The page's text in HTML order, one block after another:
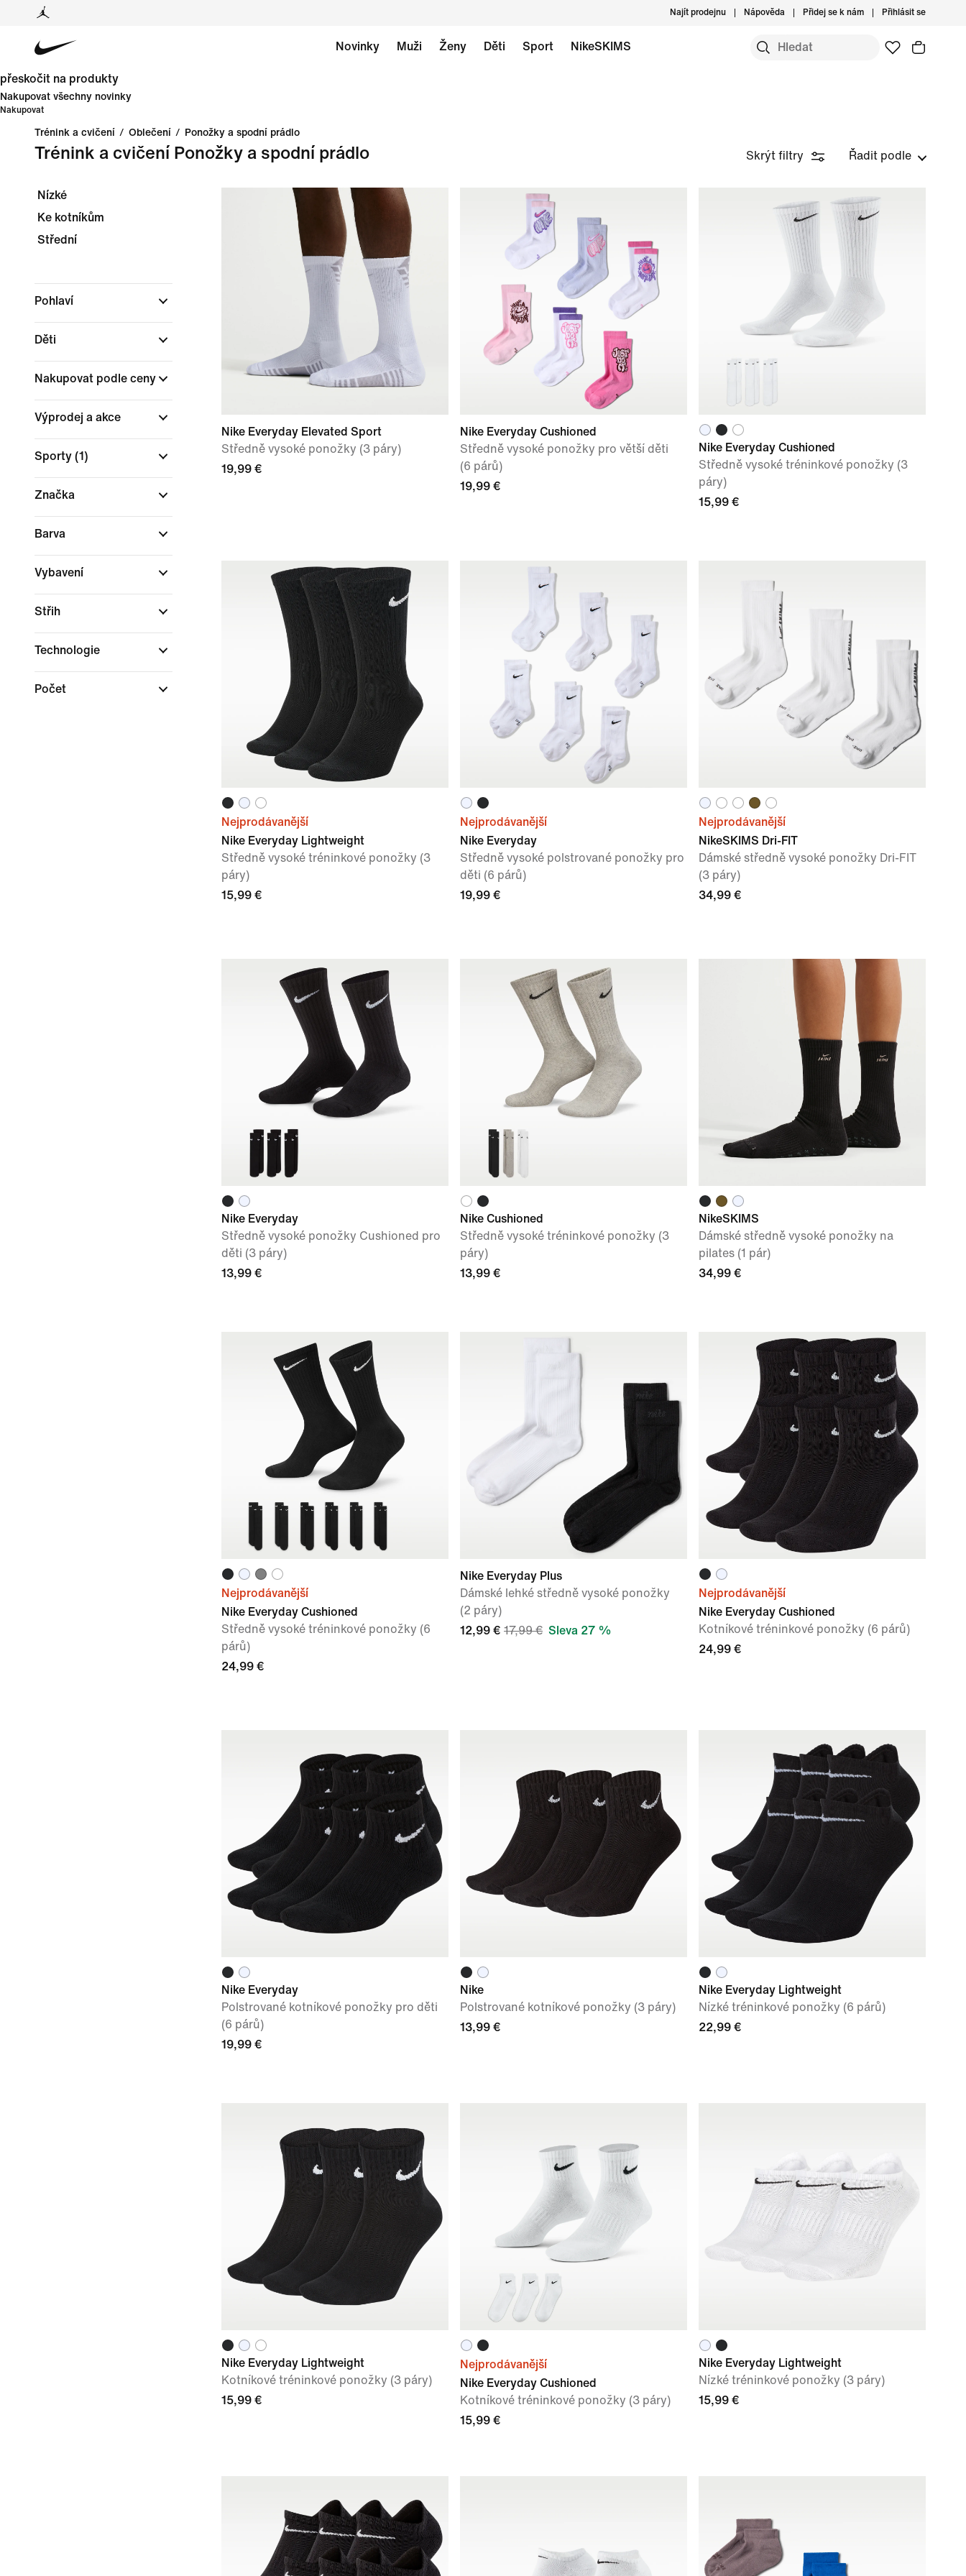
Najít prodejnu Nápověda Přidej se k nám Přihlásit se
Novinky Muži Ženy Děti Sport NikeSKIMS
přeskočit na produkty
Nakupovat všechny novinky
Nakupovat
Trénink a cvičení / Oblečení / Ponožky a spodní prádlo
Trénink a cvičení Ponožky a spodní prádlo Skrýt filtry Řadit podle
Nízké
Ke kotníkům
Střední
Pohlaví
Děti
Nakupovat podle ceny
Výprodej a akce
Sporty (1)
Značka
Barva
Vybavení
Střih
Technologie
Počet
Nike Everyday Elevated Sport
Středně vysoké ponožky (3 páry)
19,99 €
Nike Everyday Cushioned
Středně vysoké ponožky pro větší děti
(6 párů)
19,99 €
Nike Everyday Cushioned
Středně vysoké tréninkové ponožky (3
páry)
15,99 €
Nejprodávanější
Nike Everyday Lightweight
Středně vysoké tréninkové ponožky (3
páry)
15,99 €
Nejprodávanější
Nike Everyday
Středně vysoké polstrované ponožky pro
děti (6 párů)
19,99 €
Nejprodávanější
NikeSKIMS Dri-FIT
Dámské středně vysoké ponožky Dri-FIT
(3 páry)
34,99 €
Nike Everyday
Středně vysoké ponožky Cushioned pro
děti (3 páry)
13,99 €
Nike Cushioned
Středně vysoké tréninkové ponožky (3
páry)
13,99 €
NikeSKIMS
Dámské středně vysoké ponožky na
pilates (1 pár)
34,99 €
Nejprodávanější
Nike Everyday Cushioned
Středně vysoké tréninkové ponožky (6
párů)
24,99 €
Nike Everyday Plus
Dámské lehké středně vysoké ponožky
(2 páry)
12,99 € 17,99 € Sleva 27 %
Nejprodávanější
Nike Everyday Cushioned
Kotníkové tréninkové ponožky (6 párů)
24,99 €
Nike Everyday
Polstrované kotníkové ponožky pro děti
(6 párů)
19,99 €
Nike
Polstrované kotníkové ponožky (3 páry)
13,99 €
Nike Everyday Lightweight
Nízké tréninkové ponožky (6 párů)
22,99 €
Nike Everyday Lightweight
Kotníkové tréninkové ponožky (3 páry)
15,99 €
Nejprodávanější
Nike Everyday Cushioned
Kotníkové tréninkové ponožky (3 páry)
15,99 €
Nike Everyday Lightweight
Nízké tréninkové ponožky (3 páry)
15,99 €